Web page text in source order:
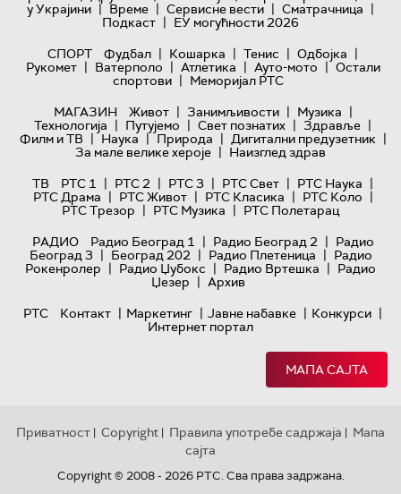
у Украјини | Време | Сервисне вести | Сматрачница |
Подкаст | ЕУ могућности 2026
СПОРТ
Фудбал | Кошарка | Тенис | Одбојка |
Рукомет | Ватерполо | Атлетика | Ауто-мото | Остали
спортови | Меморијал РТС
МАГАЗИН
Живот | Занимљивости | Музика |
Технологијa | Путујемо | Свет познатих | Здравље |
Филм и ТВ | Наука | Природа | Дигитални предузетник |
За мале велике хероје | Наизглед здрав
ТВ
РТС 1 | РТС 2 | РТС 3 | РТС Свет | РТС Наука |
РТС Драма | РТС Живот | РТС Класика | РТС Коло |
РТС Трезор | РТС Музика | РТС Полетарац
РАДИО
Радио Београд 1 | Радио Београд 2 | Радио
Београд 3 | Београд 202 | Радио Плетеница | Радио
Рокенролер | Радио Џубокс | Радио Вртешка | Радио
Џезер | Архив
РТС
Контакт | Маркетинг | Јавне набавке | Конкурси |
Интернет портал
МАПА САЈТА
Приватност | Copyright | Правила употребе садржаја | Мапа
сајта
Copyright © 2008 - 2026 РТС. Сва права задржана.